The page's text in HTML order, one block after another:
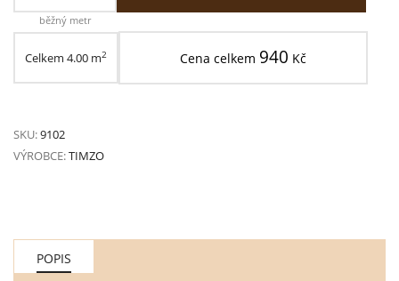
běžný metr
Celkem 4.00 m2 Cena celkem 940 Kč
SKU:9102
VÝROBCE:TIMZO
POPIS